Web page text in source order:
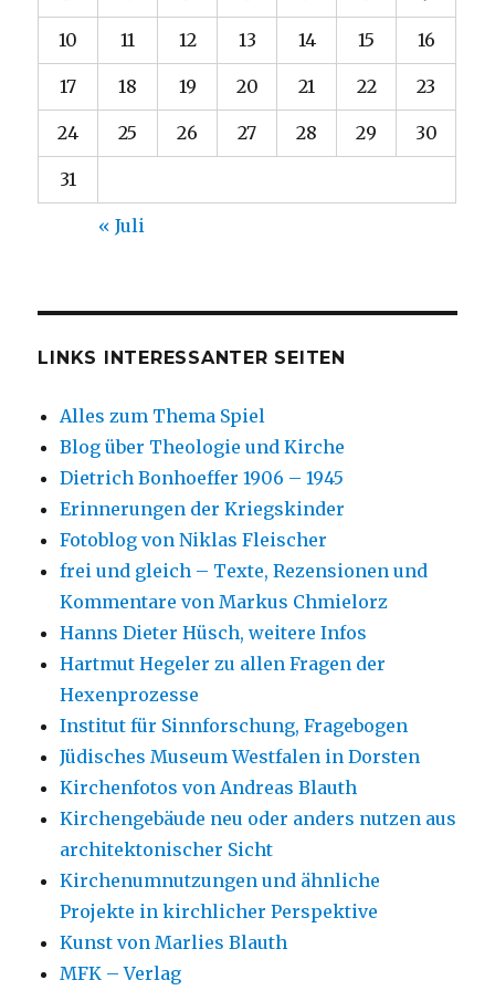
10 11 12 13 14 15 16
17 18 19 20 21 22 23
24 25 26 27 28 29 30
31
« Juli
LINKS INTERESSANTER SEITEN
Alles zum Thema Spiel
Blog über Theologie und Kirche
Dietrich Bonhoeffer 1906 – 1945
Erinnerungen der Kriegskinder
Fotoblog von Niklas Fleischer
frei und gleich – Texte, Rezensionen und
Kommentare von Markus Chmielorz
Hanns Dieter Hüsch, weitere Infos
Hartmut Hegeler zu allen Fragen der
Hexenprozesse
Institut für Sinnforschung, Fragebogen
Jüdisches Museum Westfalen in Dorsten
Kirchenfotos von Andreas Blauth
Kirchengebäude neu oder anders nutzen aus
architektonischer Sicht
Kirchenumnutzungen und ähnliche
Projekte in kirchlicher Perspektive
Kunst von Marlies Blauth
MFK – Verlag